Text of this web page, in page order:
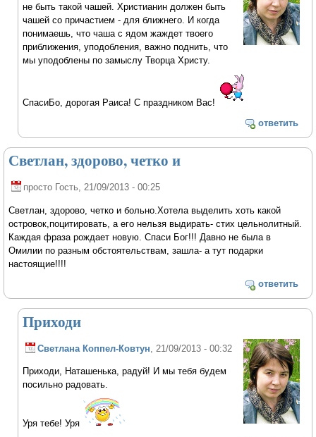
не быть такой чашей. Христианин должен быть
чашей со причастием - для ближнего. И когда
понимаешь, что чаша с ядом жаждет твоего
приближения, уподобления, важно поднить, что
мы уподоблены по замыслу Творца Христу.
СпасиБо, дорогая Раиса! С праздником Вас!
ответить
Светлан, здорово, четко и
просто Гость , 21/09/2013 - 00:25
Светлан, здорово, четко и больно.Хотела выделить хоть какой
островок,поцитировать, а его нельзя выдирать- стих цельнолитный.
Каждая фраза рождает новую. Спаси Бог!!! Давно не была в
Омилии по разным обстоятельствам, зашла- а тут подарки
настоящие!!!!
ответить
Приходи
Светлана Коппел-Ковтун , 21/09/2013 - 00:32
Приходи, Наташенька, радуй! И мы тебя будем
посильно радовать.
Уря тебе! Уря